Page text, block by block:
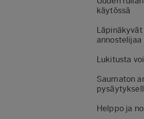
käytössä
annostelijaa
Lukitusta
Saumaton
Helppo ja